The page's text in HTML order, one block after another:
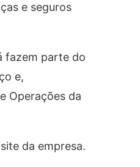
e seguros
fazem parte do
e,
Operações da
da empresa.